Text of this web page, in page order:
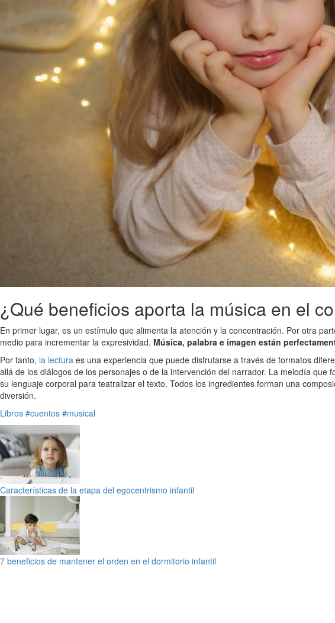
¿Qué beneficios aporta la música en el
En primer lugar, es un estímulo que alimenta la atención y la concentración. Por otra
medio para incrementar la expresividad. Música, palabra e imagen están
Por tanto, la lectura es una experiencia que puede disfrutarse a través de formatos
allá de los diálogos de los personajes o de la intervención del narrador. La melodía
su lenguaje corporal para teatralizar el texto. Todos los ingredientes forman una
diversión.
Libros #cuentos #musical
Características de la etapa del egocentrismo infantil
7 beneficios de mantener el orden en el dormitorio infantil